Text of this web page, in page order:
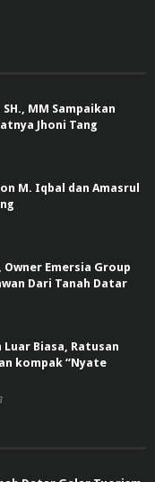
MM Sampaikan
Jhoni Tang
M. Iqbal dan Amasrul
Owner Emersia Group
Dari Tanah Datar
Biasa, Ratusan
kompak “Nyate